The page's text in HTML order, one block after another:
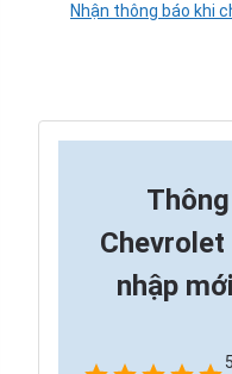
Nhận thông báo khi
nhập